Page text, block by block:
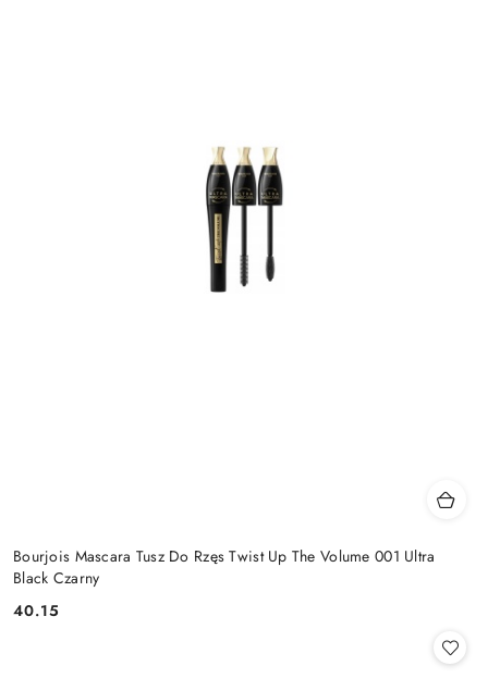
Bourjois Mascara Tusz Do Rzęs Twist Up The Volume 001 Ultra
Black Czarny
Cena:
40.15